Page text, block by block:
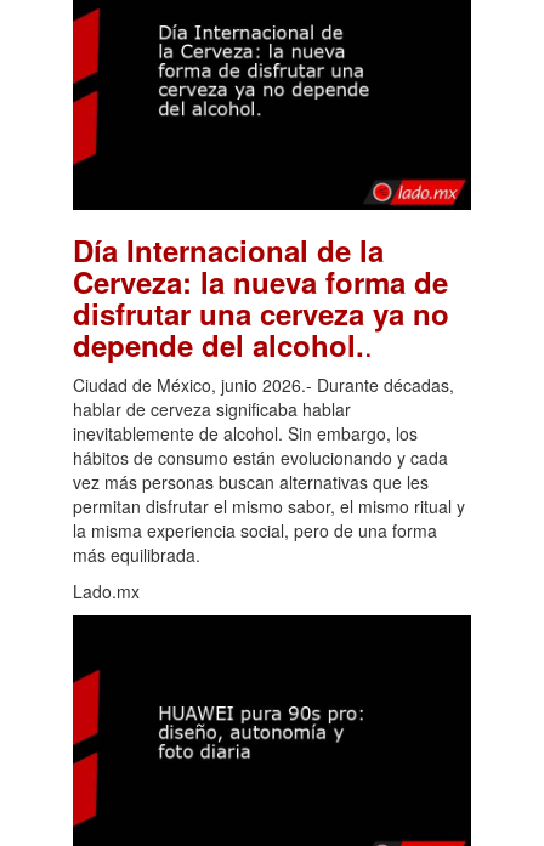
Día Internacional de la
Cerveza: la nueva forma de
disfrutar una cerveza ya no
depende del alcohol..
Ciudad de México, junio 2026.- Durante décadas,
hablar de cerveza significaba hablar
inevitablemente de alcohol. Sin embargo, los
hábitos de consumo están evolucionando y cada
vez más personas buscan alternativas que les
permitan disfrutar el mismo sabor, el mismo ritual y
la misma experiencia social, pero de una forma
más equilibrada.
Lado.mx